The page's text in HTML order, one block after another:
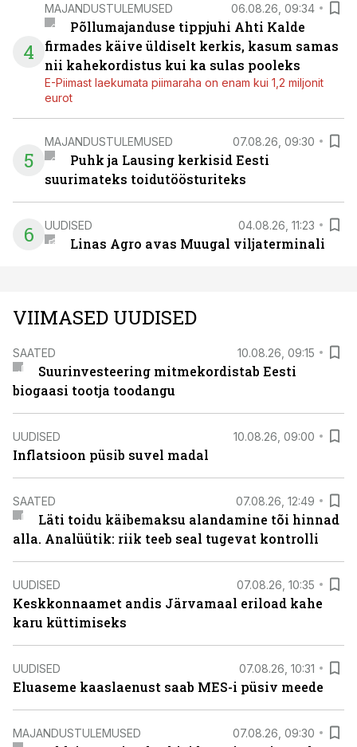
4
MAJANDUSTULEMUSED 06.08.26, 09:34
Põllumajanduse tippjuhi Ahti Kalde
firmades käive üldiselt kerkis, kasum samas
nii kahekordistus kui ka sulas pooleks
E-Piimast laekumata piimaraha on enam kui 1,2 miljonit
eurot
5
MAJANDUSTULEMUSED 07.08.26, 09:30
Puhk ja Lausing kerkisid Eesti
suurimateks toidutöösturiteks
6 UUDISED 04.08.26, 11:23
Linas Agro avas Muugal viljaterminali
VIIMASED UUDISED
SAATED 10.08.26, 09:15
Suurinvesteering mitmekordistab Eesti
biogaasi tootja toodangu
UUDISED 10.08.26, 09:00
Inflatsioon püsib suvel madal
SAATED 07.08.26, 12:49
Läti toidu käibemaksu alandamine tõi hinnad
alla. Analüütik: riik teeb seal tugevat kontrolli
UUDISED 07.08.26, 10:35
Keskkonnaamet andis Järvamaal eriload kahe
karu küttimiseks
UUDISED 07.08.26, 10:31
Eluaseme kaaslaenust saab MES-i püsiv meede
MAJANDUSTULEMUSED 07.08.26, 09:30